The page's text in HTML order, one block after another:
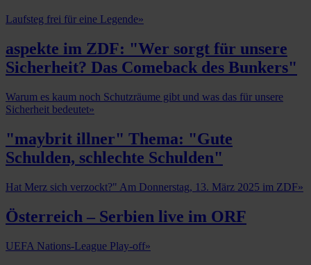
Laufsteg frei für eine Legende»
aspekte im ZDF: "Wer sorgt für unsere
Sicherheit? Das Comeback des Bunkers"
Warum es kaum noch Schutzräume gibt und was das für unsere
Sicherheit bedeutet»
"maybrit illner" Thema: "Gute
Schulden, schlechte Schulden"
Hat Merz sich verzockt?" Am Donnerstag, 13. März 2025 im ZDF»
Österreich – Serbien live im ORF
UEFA Nations-League Play-off»